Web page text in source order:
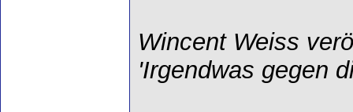
Wincent Weiss
'Irgendwas gegen